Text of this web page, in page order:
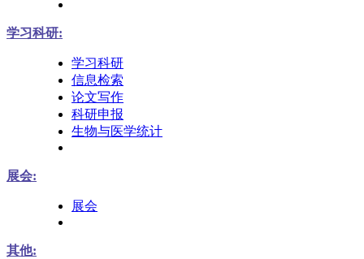
学习科研:
学习科研
信息检索
论文写作
科研申报
生物与医学统计
展会:
展会
其他: